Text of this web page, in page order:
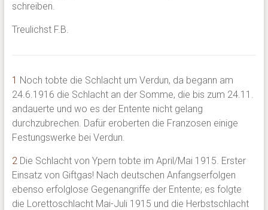
schreiben.
Treulichst F.B.
1 Noch tobte die Schlacht um Verdun, da begann am
24.6.1916 die Schlacht an der Somme, die bis zum 24.11.
andauerte und wo es der Entente nicht gelang
durchzubrechen. Dafür eroberten die Franzosen einige
Festungswerke bei Verdun.
2Die Schlacht von Ypern tobte im April/Mai 1915. Erster
Einsatz von Giftgas! Nach deutschen Anfangserfolgen
ebenso erfolglose Gegenangriffe der Entente; es folgte
die Lorettoschlacht Mai-Juli 1915 und die Herbstschlacht